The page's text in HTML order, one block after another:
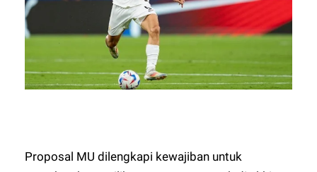
Proposal MU dilengkapi kewajiban untuk